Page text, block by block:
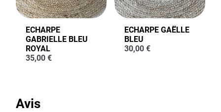
ECHARPE
GABRIELLE BLEU
ROYAL
35,00 €
ECHARPE GAËLLE
BLEU
30,00 €
Avis